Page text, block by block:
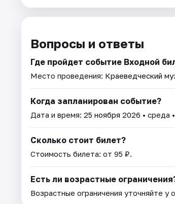
Вопросы и ответы
Где пройдет событие Входной
Место проведения: Краеведческий
Когда запланирован событие?
Дата и время: 25 ноября 2026 • среда
Сколько стоит билет?
Стоимость билета: от 95 ₽.
Есть ли возрастные
Возрастные ограничения уточняйте у